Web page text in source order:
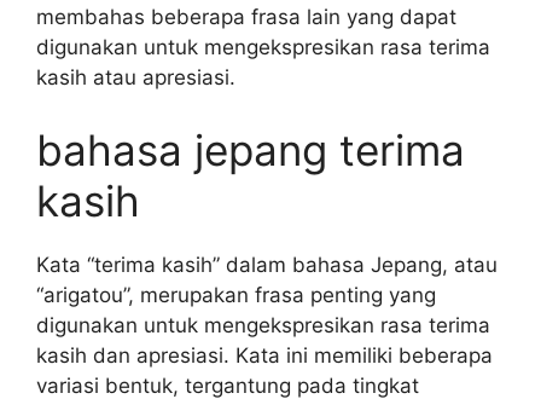
membahas beberapa frasa lain yang dapat
digunakan untuk mengekspresikan rasa terima
kasih atau apresiasi.
bahasa jepang terima
kasih
Kata “terima kasih” dalam bahasa Jepang, atau
“arigatou”, merupakan frasa penting yang
digunakan untuk mengekspresikan rasa terima
kasih dan apresiasi. Kata ini memiliki beberapa
variasi bentuk, tergantung pada tingkat